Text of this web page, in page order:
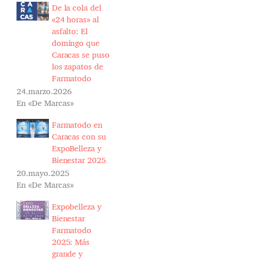
De la cola del
«24 horas» al
asfalto: El
domingo que
Caracas se puso
los zapatos de
Farmatodo
24.marzo.2026
En «De Marcas»
Farmatodo en
Caracas con su
ExpoBelleza y
Bienestar 2025
20.mayo.2025
En «De Marcas»
Expobelleza y
Bienestar
Farmatodo
2025: Más
grande y